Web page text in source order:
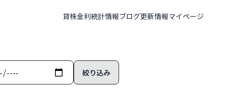
貸株金利統計情報ブログ更新情報マイページ